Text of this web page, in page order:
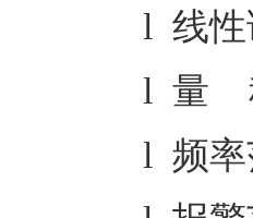
l 线性
l 量
l 频率